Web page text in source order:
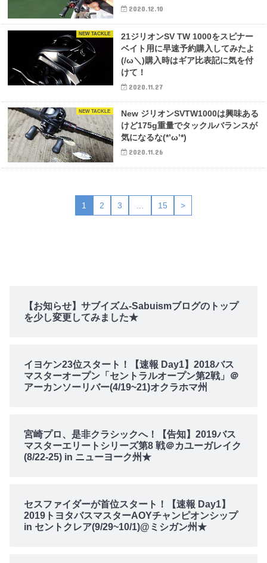
2020.12.10
NEW TACKLE
21ジリオンSV TW 1000をスピナー
ベイト用に早速予約購入してみたよ
(/ω＼)購入時はギア比表記に気を付
けて！
2020.11.27
NEW TACKLE
New ジリオンSVTW1000は興味ある
けど175g重量でタックルバランスが
気になるな(*’ω’*)
2020.11.26
1 2 3 … 15 >
【お知らせ】サブイズム-Sabuismブログのトップ
を少し変更してみました★
イヨケン23位スタート！【速報 Day1】2018バス
マスターオープン「セントラルオープン第2戦」＠
アーカンソーリバー(4/19~21)オクラホマ州
宮崎プロ、是非クラシックへ！【告知】2019バス
マスターエリートシリーズ第8 戦＠カユーガレイク
(8/22-25) in ニューヨーク州★
セスファイダーが首位スタート！【速報 Day1】
2019トヨタバスマスターAOYチャンピオンシップ
in セントクレア(9/29~10/1)@ミシガン州★